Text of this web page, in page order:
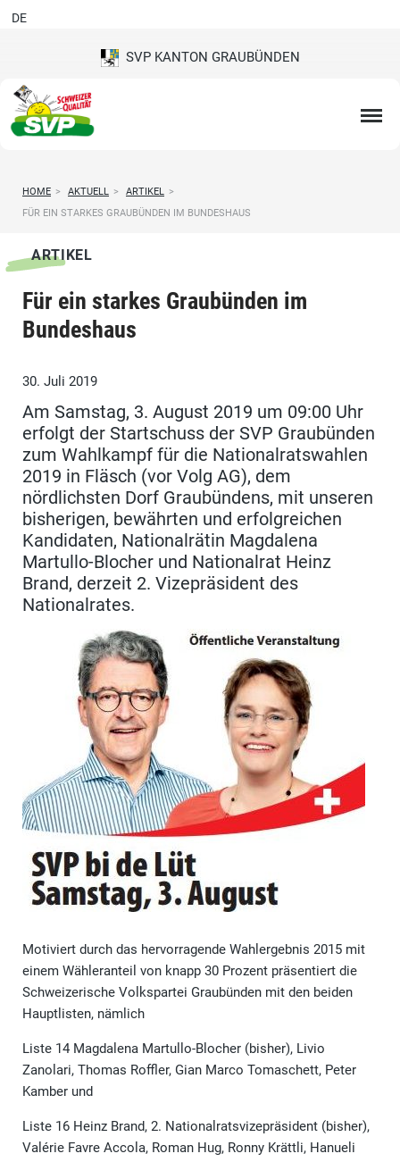
SVP KANTON GRAUBÜNDEN
DE
HOME > AKTUELL > ARTIKEL >
FÜR EIN STARKES GRAUBÜNDEN IM BUNDESHAUS
ARTIKEL
Für ein starkes Graubünden im
Bundeshaus
30. Juli 2019
Am Samstag, 3. August 2019 um 09:00 Uhr
erfolgt der Startschuss der SVP Graubünden
zum Wahlkampf für die Nationalratswahlen
2019 in Fläsch (vor Volg AG), dem
nördlichsten Dorf Graubündens, mit unseren
bisherigen, bewährten und erfolgreichen
Kandidaten, Nationalrätin Magdalena
Martullo-Blocher und Nationalrat Heinz
Brand, derzeit 2. Vizepräsident des
Nationalrates.
Motiviert durch das hervorragende Wahlergebnis 2015 mit
einem Wähleranteil von knapp 30 Prozent präsentiert die
Schweizerische Volkspartei Graubünden mit den beiden
Hauptlisten, nämlich
Liste 14 Magdalena Martullo-Blocher (bisher), Livio
Zanolari, Thomas Roffler, Gian Marco Tomaschett, Peter
Kamber und
Liste 16 Heinz Brand, 2. Nationalratsvizepräsident (bisher),
Valérie Favre Accola, Roman Hug, Ronny Krättli, Hanueli